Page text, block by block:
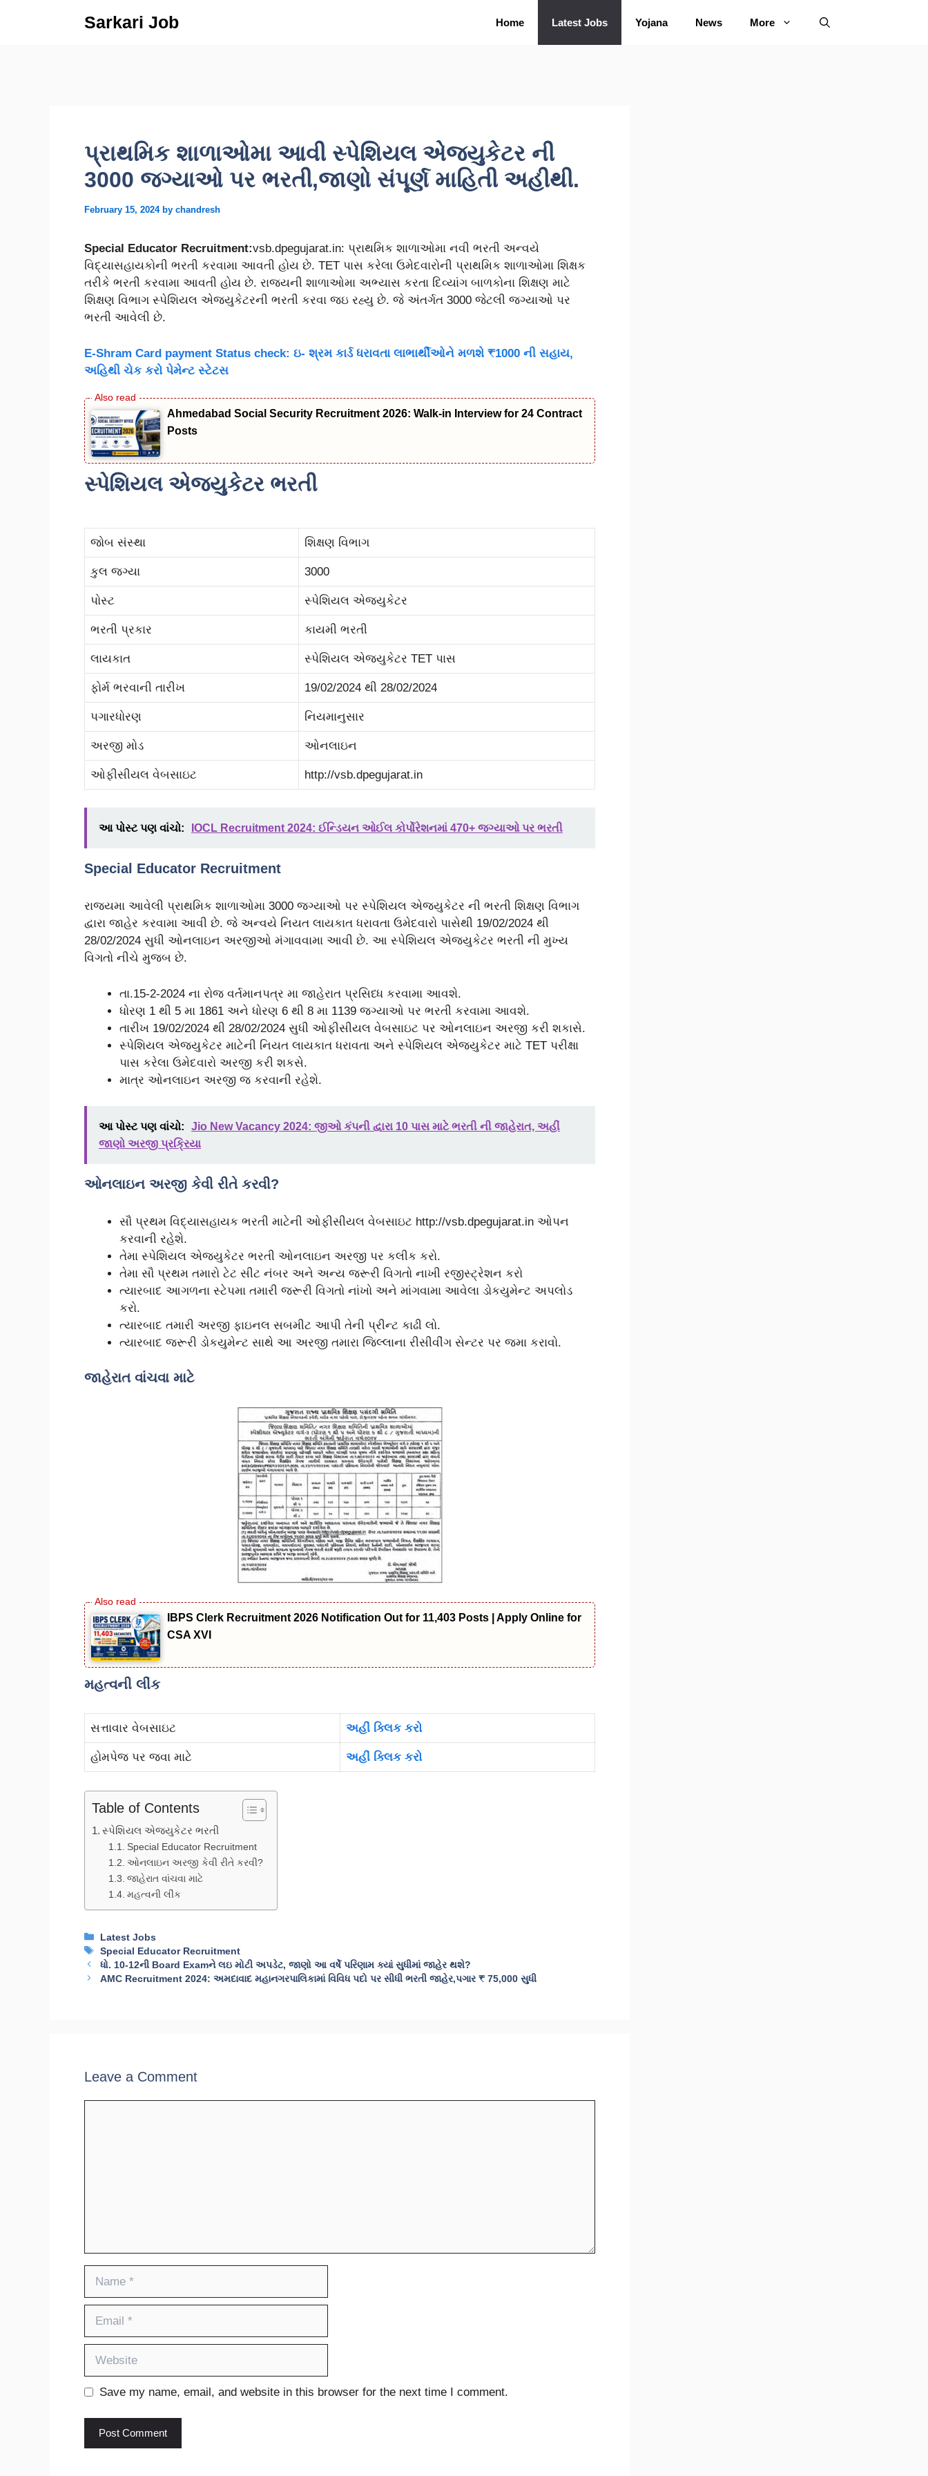
Sarkari Job Home Latest Jobs Yojana News More
પ્રાથમિક શાળાઓમા આવી સ્પેશિયલ એજયુકેટર ની
3000 જગ્યાઓ પર ભરતી,જાણો સંપૂર્ણ માહિતી અહીથી.
February 15, 2024 by chandresh
Special Educator Recruitment:vsb.dpegujarat.in: પ્રાથમિક શાળાઓમા નવી ભરતી અન્વયે
વિદ્યાસહાયકોની ભરતી કરવામા આવતી હોય છે. TET પાસ કરેલા ઉમેદવારોની પ્રાથમિક શાળાઓમા શિક્ષક
તરીકે ભરતી કરવામા આવતી હોય છે. રાજ્યની શાળાઓમા અભ્યાસ કરતા દિવ્યાંગ બાળકોના શિક્ષણ માટે
શિક્ષણ વિભાગ સ્પેશિયલ એજયુકેટરની ભરતી કરવા જઇ રહ્યુ છે. જે અંતર્ગત 3000 જેટલી જગ્યાઓ પર
ભરતી આવેલી છે.
E-Shram Card payment Status check: ઇ- શ્રમ કાર્ડ ધરાવતા લાભાર્થીઓને મળશે ₹1000 ની સહાય,
અહિથી ચેક કરો પેમેન્ટ સ્ટેટસ
Ahmedabad Social Security Recruitment 2026: Walk-in Interview for 24 Contract
Posts
સ્પેશિયલ એજયુકેટર ભરતી
જોબ સંસ્થા શિક્ષણ વિભાગ
કુલ જગ્યા 3000
પોસ્ટ સ્પેશિયલ એજયુકેટર
ભરતી પ્રકાર કાયમી ભરતી
લાયકાત સ્પેશિયલ એજયુકેટર TET પાસ
ફોર્મ ભરવાની તારીખ 19/02/2024 થી 28/02/2024
પગારધોરણ નિયમાનુસાર
અરજી મોડ ઓનલાઇન
ઓફીસીયલ વેબસાઇટ http://vsb.dpegujarat.in
આ પોસ્ટ પણ વાંચો: IOCL Recruitment 2024: ઈન્ડિયન ઓઈલ કોર્પોરેશનમાં 470+ જગ્યાઓ પર ભરતી
Special Educator Recruitment
રાજયમા આવેલી પ્રાથમિક શાળાઓમા 3000 જગ્યાઓ પર સ્પેશિયલ એજયુકેટર ની ભરતી શિક્ષણ વિભાગ
દ્વારા જાહેર કરવામા આવી છે. જે અન્વયે નિયત લાયકાત ધરાવતા ઉમેદવારો પાસેથી 19/02/2024 થી
28/02/2024 સુધી ઓનલાઇન અરજીઓ મંગાવવામા આવી છે. આ સ્પેશિયલ એજયુકેટર ભરતી ની મુખ્ય
વિગતો નીચે મુજબ છે.
તા.15-2-2024 ના રોજ વર્તમાનપત્ર મા જાહેરાત પ્રસિધ્ધ કરવામા આવશે.
ધોરણ 1 થી 5 મા 1861 અને ધોરણ 6 થી 8 મા 1139 જગ્યાઓ પર ભરતી કરવામા આવશે.
તારીખ 19/02/2024 થી 28/02/2024 સુધી ઓફીસીયલ વેબસાઇટ પર ઓનલાઇન અરજી કરી શકાસે.
સ્પેશિયલ એજયુકેટર માટેની નિયત લાયકાત ધરાવતા અને સ્પેશિયલ એજયુકેટર માટે TET પરીક્ષા
પાસ કરેલા ઉમેદવારો અરજી કરી શકસે.
માત્ર ઓનલાઇન અરજી જ કરવાની રહેશે.
આ પોસ્ટ પણ વાંચો:
Jio New Vacancy 2024: જીઓ કંપની દ્વારા 10 પાસ માટે ભરતી ની જાહેરાત, અહીં
જાણો અરજી પ્રક્રિયા
ઓનલાઇન અરજી કેવી રીતે કરવી?
સૌ પ્રથમ વિદ્યાસહાયક ભરતી માટેની ઓફીસીયલ વેબસાઇટ http://vsb.dpegujarat.in ઓપન
કરવાની રહેશે.
તેમા સ્પેશિયલ એજયુકેટર ભરતી ઓનલાઇન અરજી પર કલીક કરો.
તેમા સૌ પ્રથમ તમારો ટેટ સીટ નંબર અને અન્ય જરૂરી વિગતો નાખી રજીસ્ટ્રેશન કરો
ત્યારબાદ આગળના સ્ટેપમા તમારી જરૂરી વિગતો નાંખો અને માંગવામા આવેલા ડોકયુમેન્ટ અપલોડ
કરો.
ત્યારબાદ તમારી અરજી ફાઇનલ સબમીટ આપી તેની પ્રીન્ટ કાઢી લો.
ત્યારબાદ જરૂરી ડોકયુમેન્ટ સાથે આ અરજી તમારા જિલ્લાના રીસીવીંગ સેન્ટર પર જમા કરાવો.
જાહેરાત વાંચવા માટે
IBPS Clerk Recruitment 2026 Notification Out for 11,403 Posts | Apply Online for
CSA XVI
મહત્વની લીંક
સત્તાવાર વેબસાઇટ અહીં ક્લિક કરો
હોમપેજ પર જવા માટે અહીં ક્લિક કરો
Table of Contents
સ્પેશિયલ એજયુકેટર ભરતી
Special Educator Recruitment
ઓનલાઇન અરજી કેવી રીતે કરવી?
જાહેરાત વાંચવા માટે
મહત્વની લીંક
Categories
Latest Jobs
Tags
Special Educator Recruitment
ધો. 10-12ની Board Examને લઇ મોટી અપડેટ, જાણો આ વર્ષે પરિણામ ક્યાં સુધીમાં જાહેર થશે?
AMC Recruitment 2024: અમદાવાદ મહાનગરપાલિકામાં વિવિધ પદો પર સીધી ભરતી જાહેર,પગાર ₹ 75,000 સુધી
Leave a Comment
Save my name, email, and website in this browser for the next time I comment.